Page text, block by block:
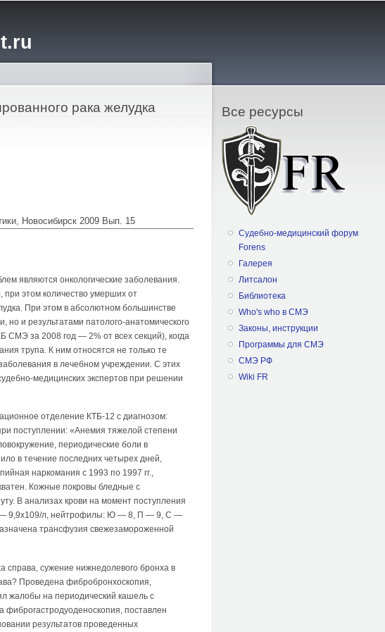
рака желудка
Новосибирск 2009 Вып. 15
являются онкологические заболевания.
при этом количество умерших от
При этом в абсолютном большинстве
но и результатами патолого-анатомического
СМЭ за 2008 год — 2% от всех секций), когда
трупа. К ним относятся не только те
в лечебном учреждении. С этих
медицинских экспертов при решении
отделение КТБ-12 с диагнозом:
поступлении: «Анемия тяжелой степени
периодические боли в
в течение последних четырех дней,
наркомания с 1993 по 1997 гг.,
Кожные покровы бледные с
В анализах крови на момент поступления
— 9,9x109/л, нейтрофилы: Ю — 8, П — 9, С —
трансфузия свежезамороженной
справа, сужение нижнедолевого бронха в
Проведена фибробронхоскопия,
жалобы на периодический кашель с
поставлен
результатов проведенных
Все ресурсы
Судебно-медицинский форум
Forens
Галерея
Литсалон
Библиотека
Who's who в СМЭ
Законы, инструкции
Программы для СМЭ
СМЭ РФ
Wiki FR